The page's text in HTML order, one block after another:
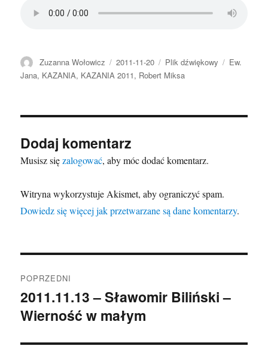
Autor
Zuzanna Wołowicz
Data
publikacji
2011-11-20 Format
Plik dźwiękowy Kategorie
Ew.
Jana, KAZANIA, KAZANIA 2011, Robert Miksa
Dodaj komentarz
Musisz sięzalogować, aby móc dodać komentarz.
Witryna wykorzystuje Akismet, aby ograniczyć spam.
Dowiedz się więcej jak przetwarzane są dane komentarzy.
wpisu
POPRZEDNI
Poprzedni
wpis:
2011.11.13 – Sławomir Biliński –
Wierność w małym